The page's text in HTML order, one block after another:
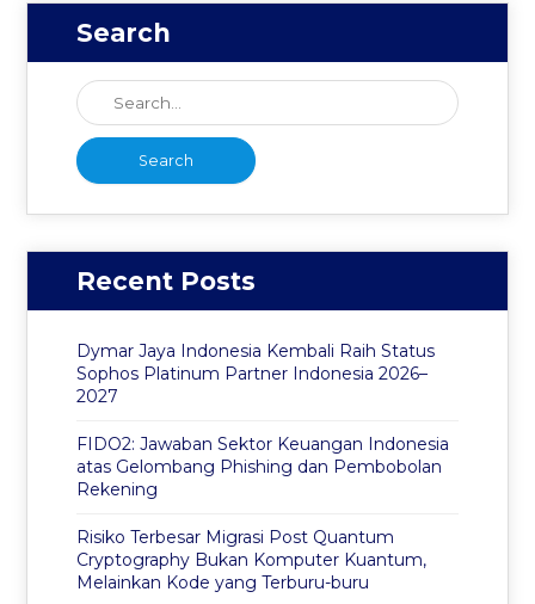
Search
Recent Posts
Dymar Jaya Indonesia Kembali Raih Status
Sophos Platinum Partner Indonesia 2026–
2027
FIDO2: Jawaban Sektor Keuangan Indonesia
atas Gelombang Phishing dan Pembobolan
Rekening
Risiko Terbesar Migrasi Post Quantum
Cryptography Bukan Komputer Kuantum,
Melainkan Kode yang Terburu-buru